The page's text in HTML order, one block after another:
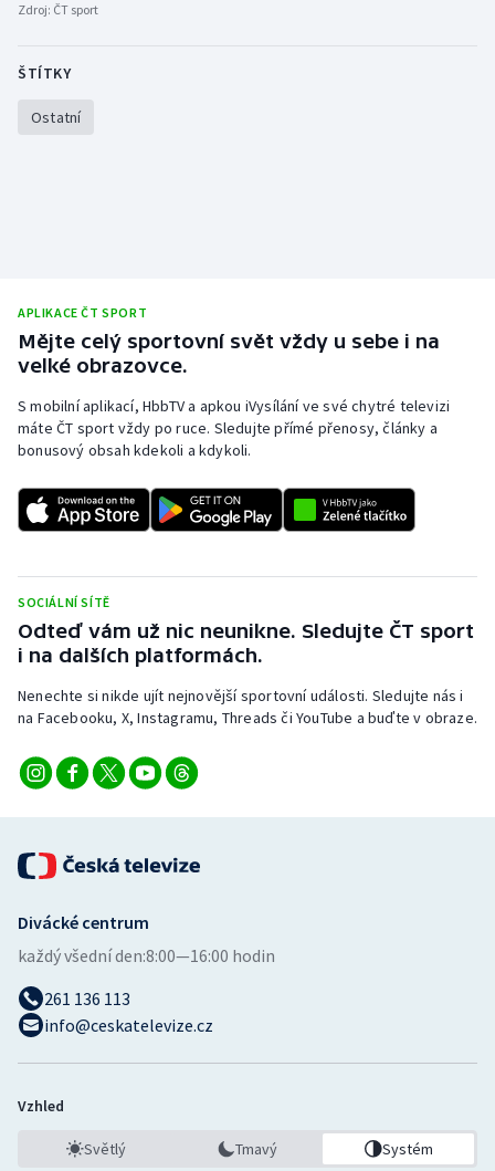
Zdroj: ČT sport
ŠTÍTKY
Ostatní
APLIKACE ČT SPORT
Mějte celý sportovní svět vždy u sebe i na
velké obrazovce.
S mobilní aplikací, HbbTV a apkou iVysílání ve své chytré televizi
máte ČT sport vždy po ruce. Sledujte přímé přenosy, články a
bonusový obsah kdekoli a kdykoli.
SOCIÁLNÍ SÍTĚ
Odteď vám už nic neunikne. Sledujte ČT sport
i na dalších platformách.
Nenechte si nikde ujít nejnovější sportovní události. Sledujte nás i
na Facebooku, X, Instagramu, Threads či YouTube a buďte v obraze.
Divácké centrum
každý všední den:8:00—16:00 hodin
261 136 113
info@ceskatelevize.cz
Vzhled
Světlý Tmavý Systém